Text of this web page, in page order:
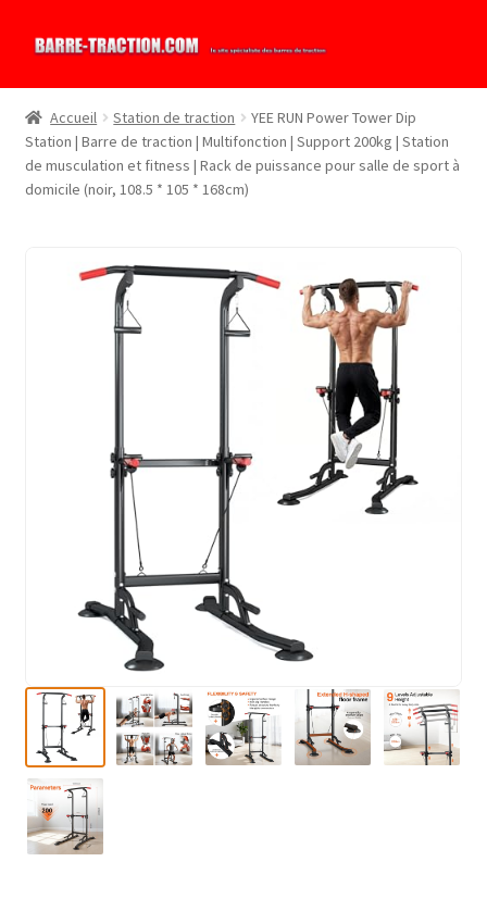
Aller
la
navigation
Aller
contenu
Accueil Station de traction
YEE RUN Power Tower Dip
Station | Barre de traction | Multifonction | Support 200kg | Station
de musculation et fitness | Rack de puissance pour salle de sport à
domicile (noir, 108.5 * 105 * 168cm)